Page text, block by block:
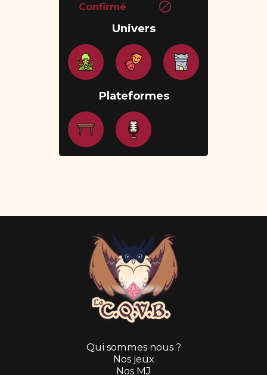
Confirmé
Univers
Plateformes
Qui sommes nous ?
Nos jeux
Nos MJ